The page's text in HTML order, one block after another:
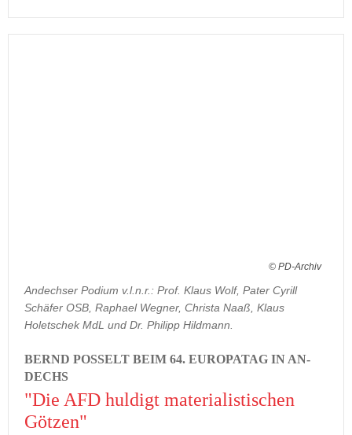
© PD-Archiv
Andechser Podium v.l.n.r.: Prof. Klaus Wolf, Pater Cyrill
Schäfer OSB, Raphael Wegner, Christa Naaß, Klaus
Holetschek MdL und Dr. Philipp Hildmann.
BERND POS­SELT BEIM 64. EU­RO­PA­TAG IN AN­
DECHS
"Die AFD hul­digt ma­te­ria­lis­ti­schen
Göt­zen"